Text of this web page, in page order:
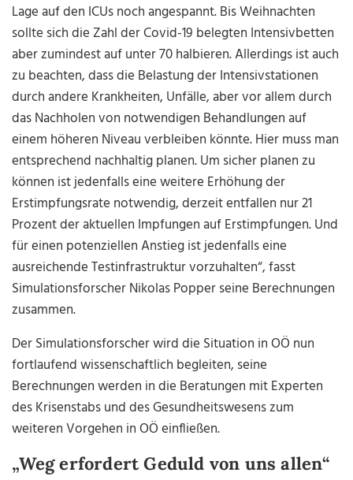
Lage auf den ICUs noch angespannt. Bis Weihnachten
sollte sich die Zahl der Covid-19 belegten Intensivbetten
aber zumindest auf unter 70 halbieren. Allerdings ist auch
zu beachten, dass die Belastung der Intensivstationen
durch andere Krankheiten, Unfälle, aber vor allem durch
das Nachholen von notwendigen Behandlungen auf
einem höheren Niveau verbleiben könnte. Hier muss man
entsprechend nachhaltig planen. Um sicher planen zu
können ist jedenfalls eine weitere Erhöhung der
Erstimpfungsrate notwendig, derzeit entfallen nur 21
Prozent der aktuellen Impfungen auf Erstimpfungen. Und
für einen potenziellen Anstieg ist jedenfalls eine
ausreichende Testinfrastruktur vorzuhalten“, fasst
Simulationsforscher Nikolas Popper seine Berechnungen
zusammen.
Der Simulationsforscher wird die Situation in OÖ nun
fortlaufend wissenschaftlich begleiten, seine
Berechnungen werden in die Beratungen mit Experten
des Krisenstabs und des Gesundheitswesens zum
weiteren Vorgehen in OÖ einfließen.
„Weg erfordert Geduld von uns allen“